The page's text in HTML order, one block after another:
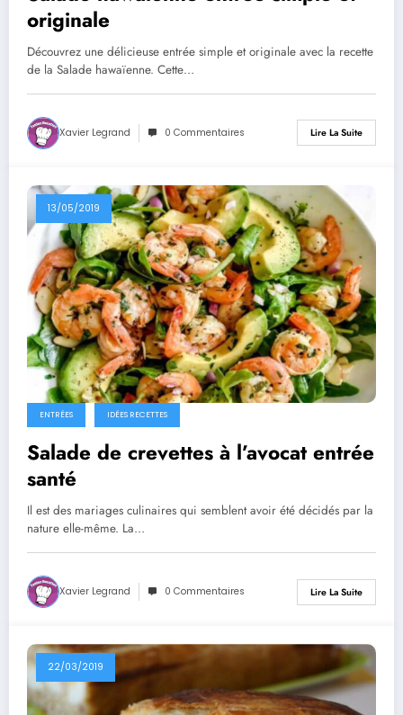
originale
Découvrez une délicieuse entrée simple et originale avec la recette
de la Salade hawaïenne. Cette…
Xavier Legrand 0 Commentaires Lire La Suite
13/05/2019
ENTRÉES IDÉES RECETTES
Salade de crevettes à l’avocat entrée
santé
Il est des mariages culinaires qui semblent avoir été décidés par la
nature elle-même. La…
Xavier Legrand 0 Commentaires Lire La Suite
22/03/2019